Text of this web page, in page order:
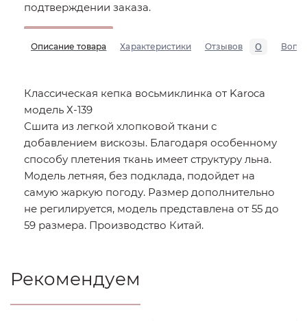
подтверждении заказа.
Описание товара Характеристики Отзывов 0
Классическая кепка восьмиклинка от Karoca
модель Х-139
Сшита из легкой хлопковой ткани с
добавлением вискозы. Благодаря особенному
способу плетения ткань имеет структуру льна.
Модель летняя, без подклада, подойдет на
самую жаркую погоду. Размер дополнительно
не регилируется, модель представлена от 55 до
59 размера. Производство Китай.
Рекомендуем